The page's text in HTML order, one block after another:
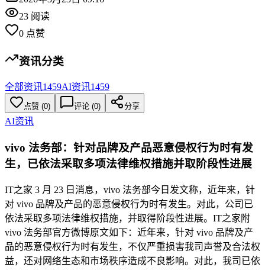
23 阅读
0 点赞
资讯分类
全部资讯1459AI资讯1459
点赞 (0) 评论 (0) 分享
AI资讯
vivo 法务部：针对品牌及产品恶意侵权行为时有发
生，已依法采取多项法律维权措施并取阶段性进展
IT之家 3 月 23 日消息，vivo 法务部今日发文称，近年来，针
对 vivo 品牌及产品的恶意侵权行为时有发生。对此，公司已
依法采取多项法律维权措施，并取得阶段性进展。IT之家附
vivo 法务部官方微博原文如下：近年来，针对 vivo 品牌及产
品的恶意侵权行为时有发生，不仅严重损害我司声誉及合法权
益，还对网络生态和市场秩序造成不良影响。对此，我司已依